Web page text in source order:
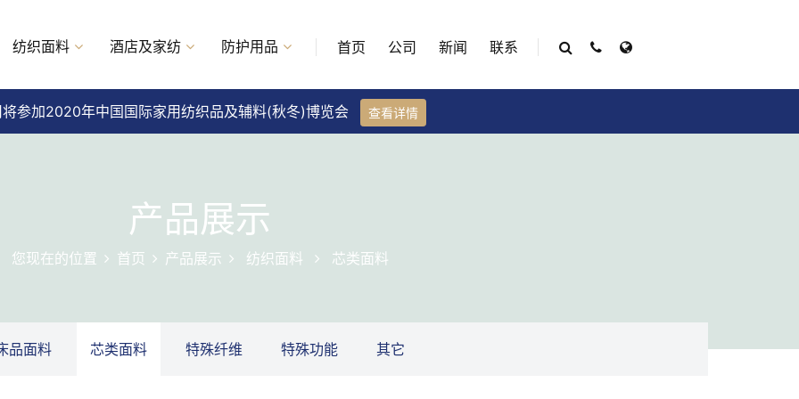
首页 公司 新闻 联系
纺织面料 酒店及家纺 防护用品
参加2020年中国国际家用纺织品及辅料(秋冬)博览会 查看详情
产品展示
您现在的位置 首页 产品展示 纺织面料 芯类面料
品面料 芯类面料 特殊纤维 特殊功能 其它